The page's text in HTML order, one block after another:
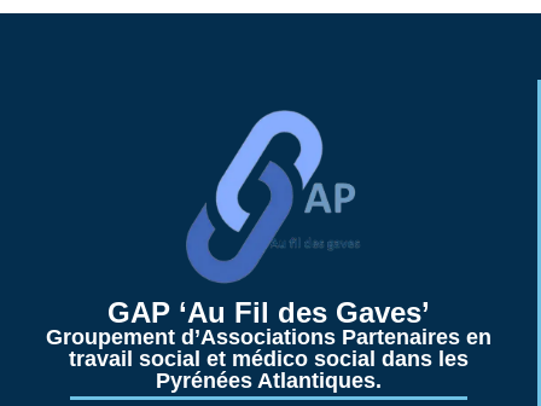
GAP ‘Au Fil des Gaves’
Linke
Groupement d’Associations Partenaires en
travail social et médico social dans les
Pyrénées Atlantiques.
Linke